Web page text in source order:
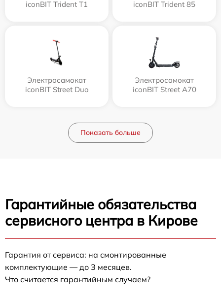
iconBIT Trident T1
iconBIT Trident 85
Электросамокат
iconBIT Street Duo
Электросамокат
iconBIT Street A70
Показать больше
Гарантийные обязательства
сервисного центра в Кирове
Гарантия от сервиса: на смонтированные
комплектующие — до 3 месяцев.
Что считается гарантийным случаем?